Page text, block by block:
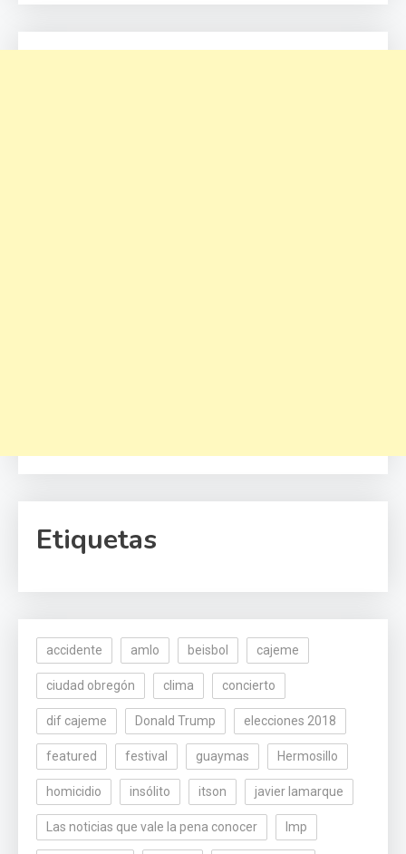
Etiquetas
accidente amlo beisbol cajeme
ciudad obregón clima concierto
dif cajeme Donald Trump elecciones 2018
featured festival guaymas Hermosillo
homicidio insólito itson javier lamarque
Las noticias que vale la pena conocer lmp